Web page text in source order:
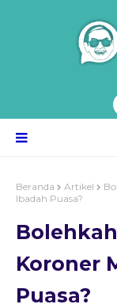
Beranda Artikel
Ibadah Puasa?
Koroner
Puasa?